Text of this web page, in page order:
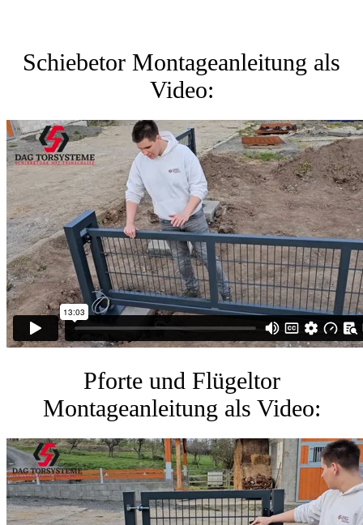
Schiebetor Montageanleitung als
Video:
Pforte und Flügeltor
Montageanleitung als Video: